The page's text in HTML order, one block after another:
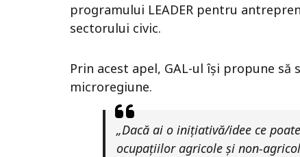
programului LEADER pentru
sectorului civic.
Prin acest apel, GAL-ul își propune
microregiune.
„Dacă ai o inițiativă/idee ce
ocupațiilor agricole și non-